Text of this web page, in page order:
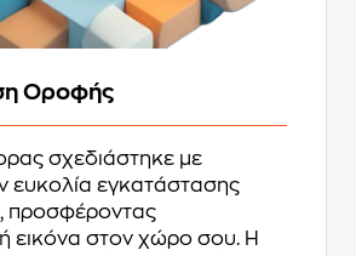
Οροφής
σχεδιάστηκε με
ευκολία εγκατάστασης
προσφέροντας
εικόνα στον χώρο σου. Η